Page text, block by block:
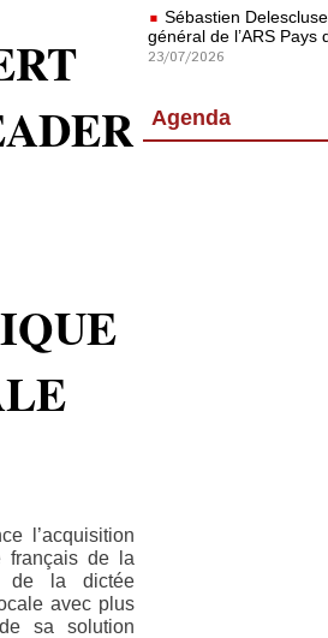
l’acquisition
français de la
de la dictée
avec plus
sa solution
Sébastien
général de l’ARS Pays
23/07/2026
Agenda